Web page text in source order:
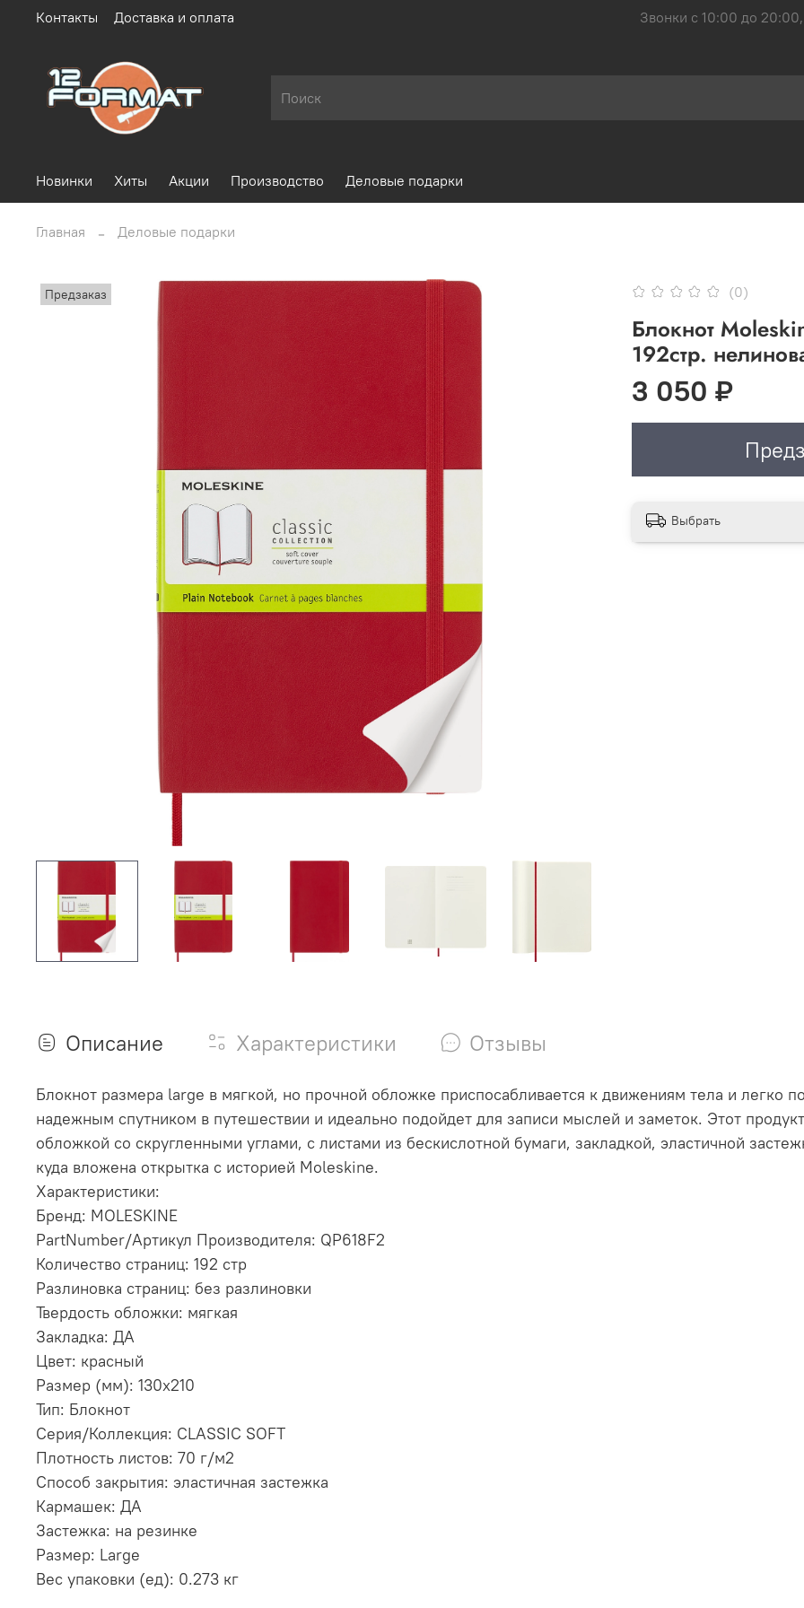
Контакты Доставка и оплата Звонки с 10:00 до
Новинки Хиты Акции Производство Деловые подарки
Главная Деловые подарки
Предзаказ (0)
Блокнот
192стр.
3 050 ₽
Выбрать
Описание Характеристики Отзывы
Блокнот размера large в мягкой, но прочной обложке приспосабливается к движениям тела и легко
надежным спутником в путешествии и идеально подойдет для записи мыслей и заметок. Этот
обложкой со скругленными углами, с листами из бескислотной бумаги, закладкой, эластичной
куда вложена открытка с историей Moleskine.
Характеристики:
Бренд: MOLESKINE
PartNumber/Артикул Производителя: QP618F2
Количество страниц: 192 стр
Разлиновка страниц: без разлиновки
Твердость обложки: мягкая
Закладка: ДА
Цвет: красный
Размер (мм): 130х210
Тип: Блокнот
Серия/Коллекция: CLASSIC SOFT
Плотность листов: 70 г/м2
Способ закрытия: эластичная застежка
Кармашек: ДА
Застежка: на резинке
Размер: Large
Вес упаковки (ед): 0.273 кг